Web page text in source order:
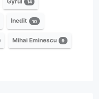
14
Inedit 10
Mihai Eminescu 9